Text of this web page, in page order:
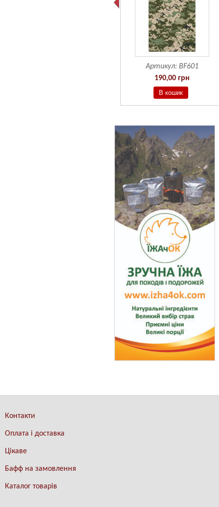
Артикул: BF601
190,00 грн
Контакти
Оплата і доставка
Цікаве
Бафф на замовлення
Каталог товарів